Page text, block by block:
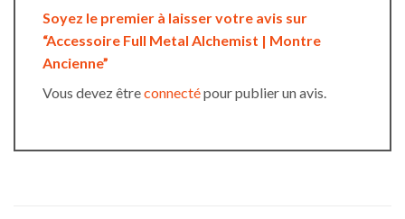
Soyez le premier à laisser votre avis sur
“Accessoire Full Metal Alchemist | Montre
Ancienne”
Vous devez êtreconnectépour publier un avis.